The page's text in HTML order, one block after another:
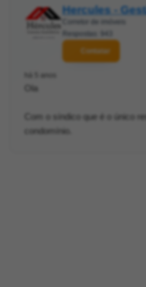
Hercules -
Corretor de imóveis
Respostas: 943
Contatar
há 5 anos
Ola
Com o síndico que é o único
condomínio.